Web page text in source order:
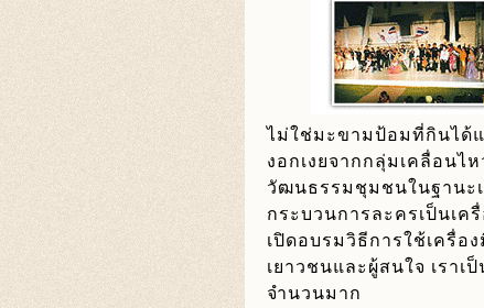
ไม่ใช่มะขามป้อมที่กินได้
งอกเงยจากกลุ่มเคลื่อนไ
วัฒนธรรมชุมชนในฐานะ
กระบวนการละครเป็นเค
เปิดอบรมวิธีการใช้เครื่อ
เยาวชนและผู้สนใจ เรา
จำนวนมาก